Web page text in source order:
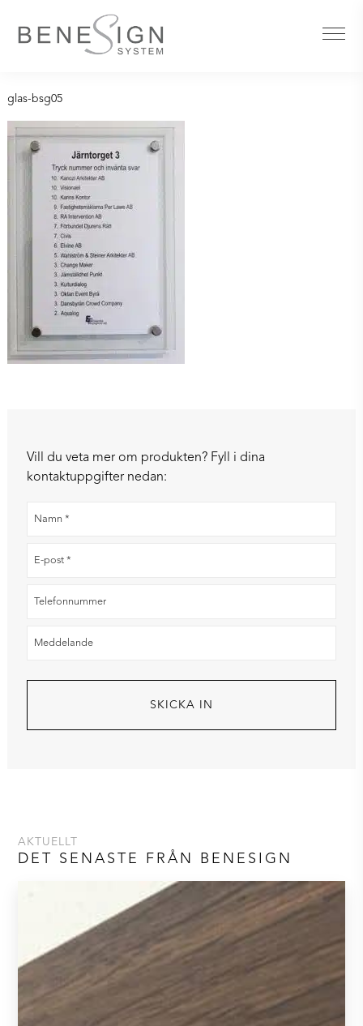
glas-bsg05
Vill du veta mer om produkten? Fyll i dina
kontaktuppgifter nedan:
AKTUELLT
DET SENASTE FRÅN BENESIGN